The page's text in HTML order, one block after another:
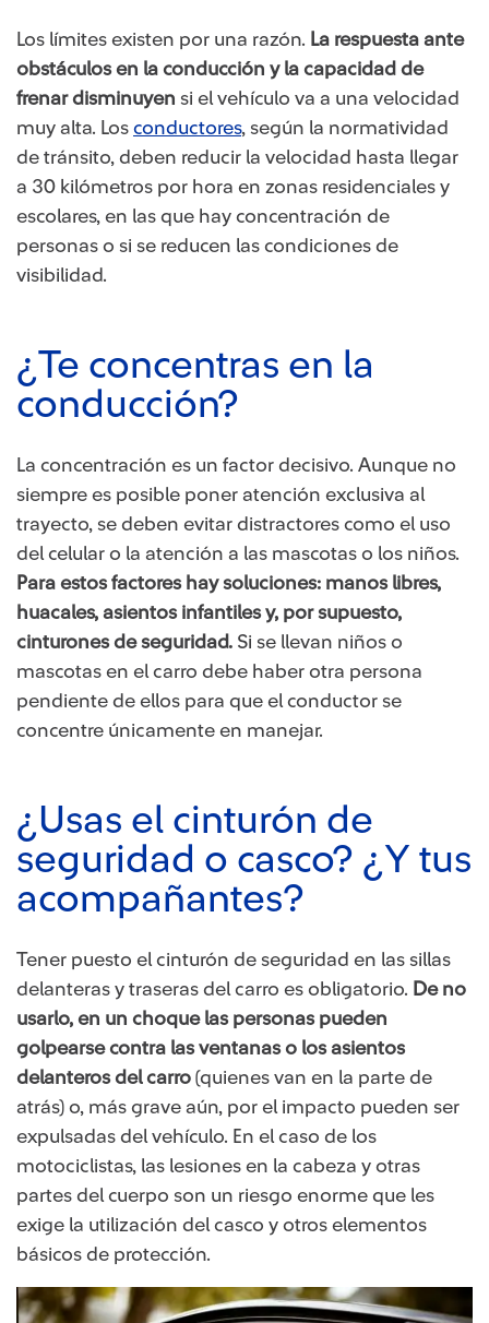
Los límites existen por una razón. La respuesta ante
obstáculos en la conducción y la capacidad de
frenar disminuyen si el vehículo va a una velocidad
muy alta. Los conductores, según la normatividad
de tránsito, deben reducir la velocidad hasta llegar
a 30 kilómetros por hora en zonas residenciales y
escolares, en las que hay concentración de
personas o si se reducen las condiciones de
visibilidad.
¿Te concentras en la
conducción?
La concentración es un factor decisivo. Aunque no
siempre es posible poner atención exclusiva al
trayecto, se deben evitar distractores como el uso
del celular o la atención a las mascotas o los niños.
Para estos factores hay soluciones: manos libres,
huacales, asientos infantiles y, por supuesto,
cinturones de seguridad. Si se llevan niños o
mascotas en el carro debe haber otra persona
pendiente de ellos para que el conductor se
concentre únicamente en manejar.
¿Usas el cinturón de
seguridad o casco? ¿Y tus
acompañantes?
Tener puesto el cinturón de seguridad en las sillas
delanteras y traseras del carro es obligatorio. De no
usarlo, en un choque las personas pueden
golpearse contra las ventanas o los asientos
delanteros del carro (quienes van en la parte de
atrás) o, más grave aún, por el impacto pueden ser
expulsadas del vehículo. En el caso de los
motociclistas, las lesiones en la cabeza y otras
partes del cuerpo son un riesgo enorme que les
exige la utilización del casco y otros elementos
básicos de protección.